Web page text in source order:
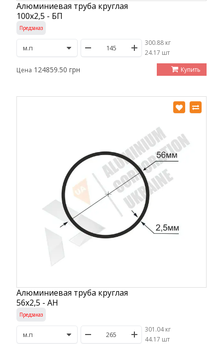
Алюминиевая труба круглая
100х2,5 - БП
Предзаказ
300.88 кг
/24.17 шт
Цена 124859.50 грн Купить
Алюминиевая труба круглая
56х2,5 - АН
Предзаказ
301.04 кг
/44.17 шт